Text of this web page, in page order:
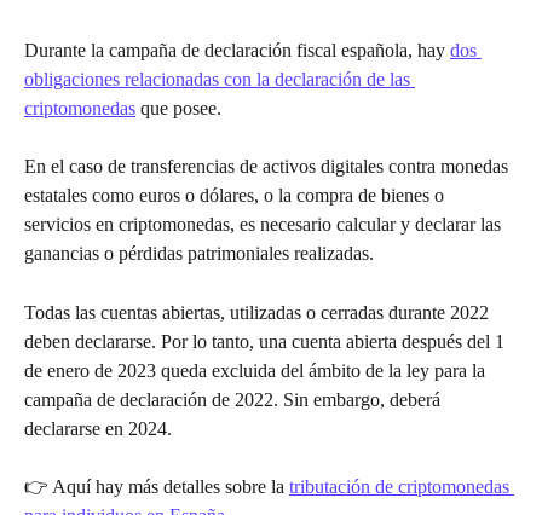
Durante la campaña de declaración fiscal española, hay dos
obligaciones relacionadas con la declaración de las
criptomonedas que posee.
En el caso de transferencias de activos digitales contra monedas
estatales como euros o dólares, o la compra de bienes o
servicios en criptomonedas, es necesario calcular y declarar las
ganancias o pérdidas patrimoniales realizadas.
Todas las cuentas abiertas, utilizadas o cerradas durante 2022
deben declararse. Por lo tanto, una cuenta abierta después del 1
de enero de 2023 queda excluida del ámbito de la ley para la
campaña de declaración de 2022. Sin embargo, deberá
declararse en 2024.
👉 Aquí hay más detalles sobre la tributación de criptomonedas